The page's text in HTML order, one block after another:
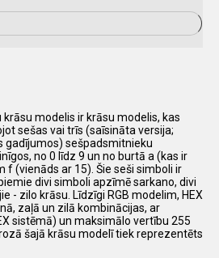
krāsu modelis ir krāsu modelis, kas
sešas vai trīs (saīsināta versija;
gadījumos) sešpadsmitnieku
no 0 līdz 9 un no burtā a (kas ir
f (vienāds ar 15). Šie seši simboli ir
divi simboli apzīmē sarkano, divi
- zilo krāsu. Līdzīgi RGB modelim, HEX
zaļā un zilā kombinācijas, ar
sistēmā) un maksimālo vertību 255
šajā krāsu modelī tiek reprezentēts